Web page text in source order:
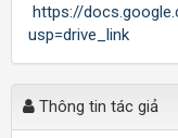
https://
usp=drive_link
Thông tin tác giả